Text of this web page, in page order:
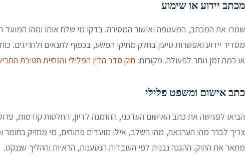
מכתב יידוע או שימוע
מסדיר יידוע ואפשרות טיעון בחלק מתיקי הפשע, בכפוף לתנאים ולחריגים.
או כמה זמן נותר לפעולה. מקורות: חוק סדר הדין הפלילי והנחיית חטיבת
כתב אישום ומשפט פלילי
הביאו לפגישה את כתב האישום העדכני, ההזמנה לדיון, החלטות קודמות,
צריך לברר מהי הערכאה, מהו השלב, אילו מועדים פתוחים, מי מחזיק בחומר
מתאר את התיק. ההגנה נבנית לפי העובדות הנטענות, הראיות וההליך שננקט.